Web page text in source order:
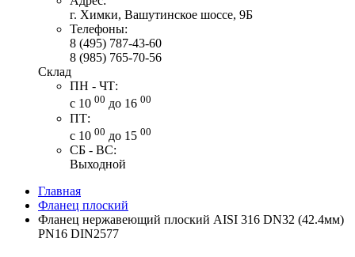
г. Химки, Вашутинское шоссе, 9Б
Телефоны:
8 (495) 787-43-60
8 (985) 765-70-56
Склад
ПН - ЧТ:
с 10 00 до 16 00
ПТ:
с 10 00 до 15 00
СБ - ВС:
Выходной
Главная
Фланец плоский
Фланец нержавеющий плоский AISI 316 DN32 (42.4мм)
PN16 DIN2577